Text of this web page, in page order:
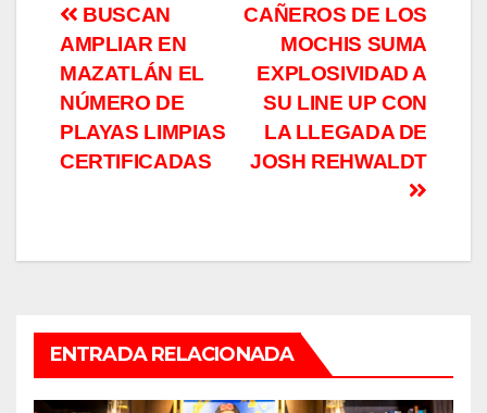
Navegación
de
entradas
CAÑEROS DE LOS
MOCHIS SUMA
EXPLOSIVIDAD A
SU LINE UP CON
LA LLEGADA DE
JOSH REHWALDT
BUSCAN
AMPLIAR EN
MAZATLÁN EL
NÚMERO DE
PLAYAS LIMPIAS
CERTIFICADAS
ENTRADA RELACIONADA